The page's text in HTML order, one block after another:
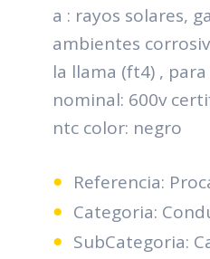
a : rayos solares,
ambientes
la llama (ft4) ,
nominal: 600v
ntc color: negro
Referencia:
Categoria:
SubCategoria: